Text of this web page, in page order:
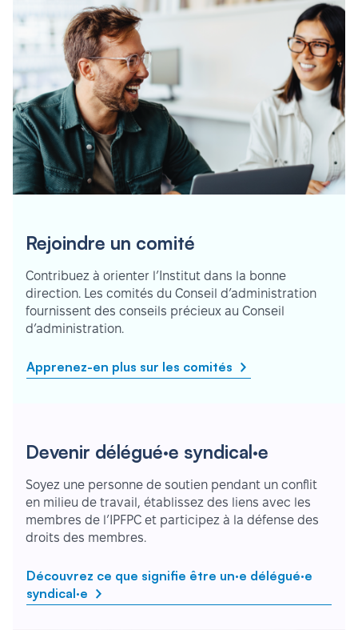
Rejoindre un comité
Contribuez à orienter l’Institut dans la bonne
direction. Les comités du Conseil d’administration
fournissent des conseils précieux au Conseil
d’administration.
Apprenez-en plus sur les comités
Devenir délégué·e syndical·e
Soyez une personne de soutien pendant un conflit
en milieu de travail, établissez des liens avec les
membres de l’IPFPC et participez à la défense des
droits des membres.
Découvrez ce que signifie être un·e délégué·e
syndical·e